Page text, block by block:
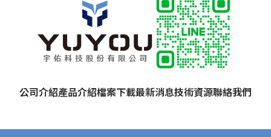
公司介紹產品介紹檔案下載最新消息技術資源聯絡我們